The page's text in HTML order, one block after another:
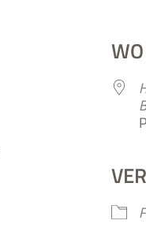
Google Kalen­der
WO